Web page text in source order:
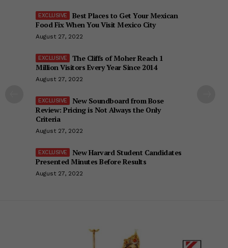
Best Places to Get Your Mexican
Food Fix When You Visit Mexico City
August 27, 2022
The Cliffs of Moher Reach 1
Million Visitors Every Year Since 2014
August 27, 2022
New Soundboard from Bose
Review: Pricing is Not Always the Only
Criteria
August 27, 2022
New Harvard Student Candidates
Presented Minutes Before Results
August 27, 2022